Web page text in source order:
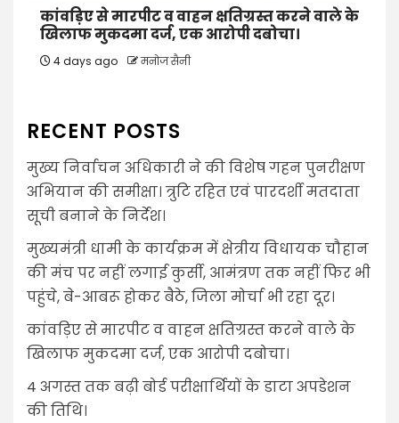
कांवड़िए से मारपीट व वाहन क्षतिग्रस्त करने वाले के
खिलाफ मुकदमा दर्ज, एक आरोपी दबोचा।
4 days ago मनोज सैनी
RECENT POSTS
मुख्य निर्वाचन अधिकारी ने की विशेष गहन पुनरीक्षण
अभियान की समीक्षा। त्रुटि रहित एवं पारदर्शी मतदाता
सूची बनाने के निर्देश।
मुख्यमंत्री धामी के कार्यक्रम में क्षेत्रीय विधायक चौहान
की मंच पर नहीं लगाई कुर्सी, आमंत्रण तक नहीं फिर भी
पहुंचे, बे-आबरू होकर बैठे, जिला मोर्चा भी रहा दूर।
कांवड़िए से मारपीट व वाहन क्षतिग्रस्त करने वाले के
खिलाफ मुकदमा दर्ज, एक आरोपी दबोचा।
4 अगस्त तक बढ़ी बोर्ड परीक्षार्थियों के डाटा अपडेशन
की तिथि।